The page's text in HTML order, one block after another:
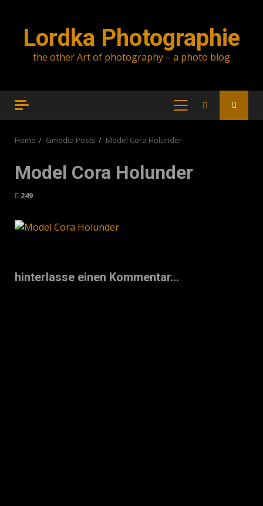
Lordka Photographie
the other Art of photography – a photo blog
PRIMARY
Home Gmedia Posts Model Cora Holunder
Model Cora Holunder
249
hinterlasse einen Kommentar...